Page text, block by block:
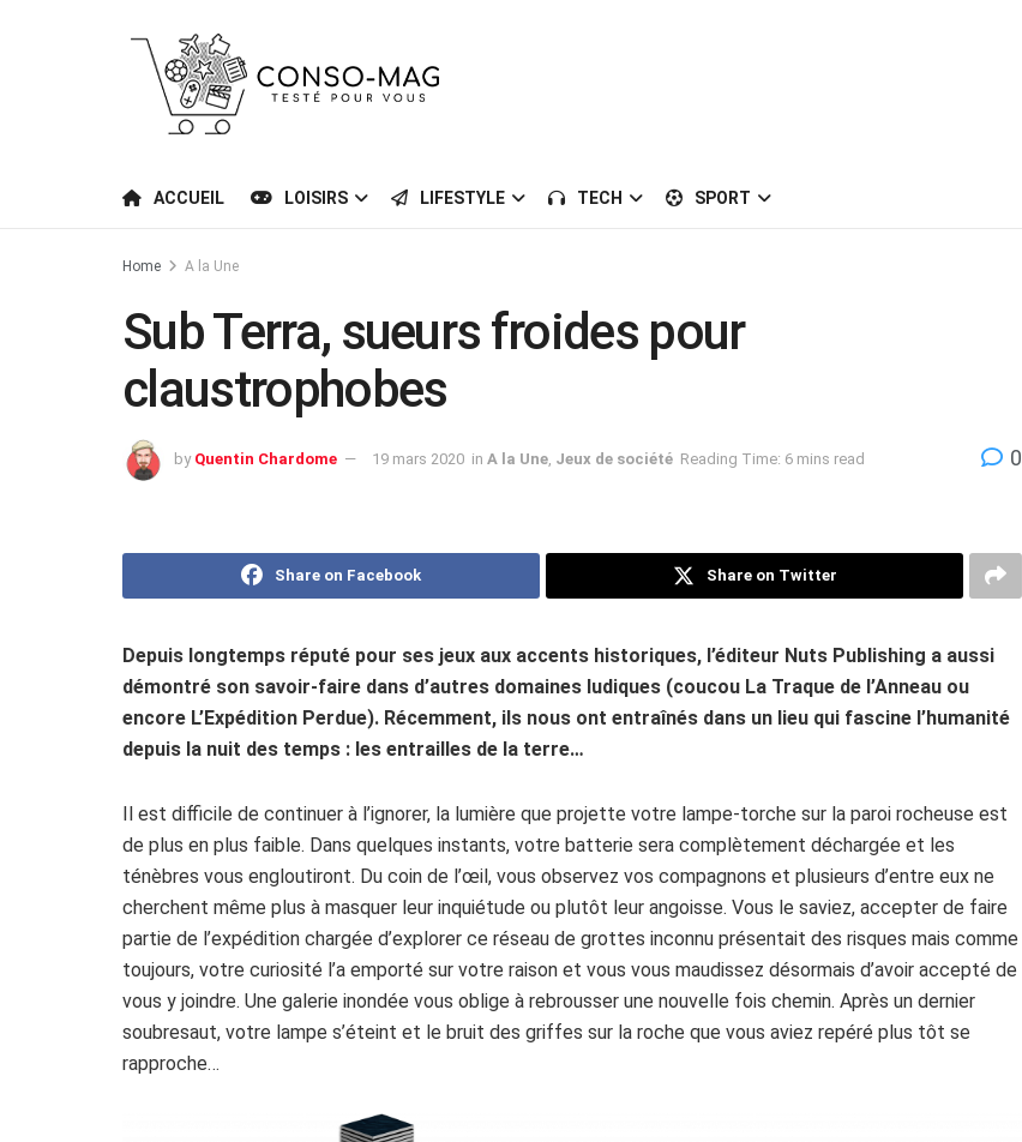
ACCUEIL LOISIRS LIFESTYLE TECH SPORT
Home A la Une
Sub Terra, sueurs froides pour
claustrophobes
by Quentin Chardome 19 mars 2020 in A la Une Jeux de société Reading Time: 6 mins read 0
Share on Facebook Share on Twitter
Depuis longtemps réputé pour ses jeux aux accents historiques, l’éditeur Nuts Publishing a aussi
démontré son savoir-faire dans d’autres domaines ludiques (coucou La Traque de l’Anneau ou
encore L’Expédition Perdue). Récemment, ils nous ont entraînés dans un lieu qui fascine l’humanité
depuis la nuit des temps : les entrailles de la terre…
Il est difficile de continuer à l’ignorer, la lumière que projette votre lampe-torche sur la paroi rocheuse est
de plus en plus faible. Dans quelques instants, votre batterie sera complètement déchargée et les
ténèbres vous engloutiront. Du coin de l’œil, vous observez vos compagnons et plusieurs d’entre eux ne
cherchent même plus à masquer leur inquiétude ou plutôt leur angoisse. Vous le saviez, accepter de faire
partie de l’expédition chargée d’explorer ce réseau de grottes inconnu présentait des risques mais comme
toujours, votre curiosité l’a emporté sur votre raison et vous vous maudissez désormais d’avoir accepté de
vous y joindre. Une galerie inondée vous oblige à rebrousser une nouvelle fois chemin. Après un dernier
soubresaut, votre lampe s’éteint et le bruit des griffes sur la roche que vous aviez repéré plus tôt se
rapproche…